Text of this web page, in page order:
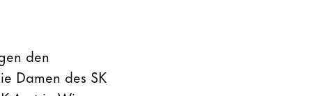
den
Damen des SK